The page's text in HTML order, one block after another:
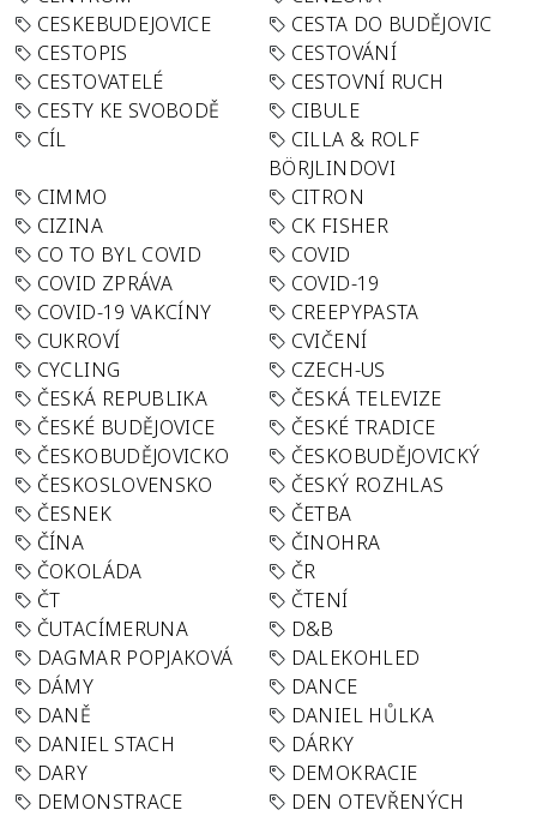
CESKEBUDEJOVICE
CESTA DO BUDĚJOVIC
CESTOPIS
CESTOVÁNÍ
CESTOVATELÉ
CESTOVNÍ RUCH
CESTY KE SVOBODĚ
CIBULE
CÍL
CILLA & ROLF
BÖRJLINDOVI
CIMMO
CITRON
CIZINA
CK FISHER
CO TO BYL COVID
COVID
COVID ZPRÁVA
COVID-19
COVID-19 VAKCÍNY
CREEPYPASTA
CUKROVÍ
CVIČENÍ
CYCLING
CZECH-US
ČESKÁ REPUBLIKA
ČESKÁ TELEVIZE
ČESKÉ BUDĚJOVICE
ČESKÉ TRADICE
ČESKOBUDĚJOVICKO
ČESKOBUDĚJOVICKÝ
ČESKOSLOVENSKO
ČESKÝ ROZHLAS
ČESNEK
ČETBA
ČÍNA
ČINOHRA
ČOKOLÁDA
ČR
ČT
ČTENÍ
ČUTACÍMERUNA
D&B
DAGMAR POPJAKOVÁ
DALEKOHLED
DÁMY
DANCE
DANĚ
DANIEL HŮLKA
DANIEL STACH
DÁRKY
DARY
DEMOKRACIE
DEMONSTRACE
DEN OTEVŘENÝCH